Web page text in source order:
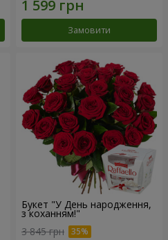
Замовити
Букет "У День народження,
з коханням!"
3 845 грн